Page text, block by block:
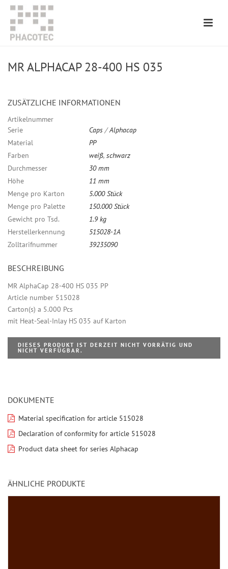
MR ALPHACAP 28-400 HS 035
ZUSÄTZLICHE INFORMATIONEN
Artikelnummer
Serie
Caps /Alphacap
Material
PP
Farben
weiß, schwarz
Durchmesser
30 mm
Höhe
11 mm
Menge pro Karton
5.000 Stück
Menge pro Palette
150.000 Stück
Gewicht pro Tsd.
1.9 kg
Herstellerkennung
515028-1A
Zolltarifnummer
39235090
BESCHREIBUNG
MR AlphaCap 28-400 HS 035 PP
Article number 515028
Carton(s) a 5.000 Pcs
mit Heat-Seal-Inlay HS 035 auf Karton
DIESES PRODUKT IST DERZEIT NICHT VORRÄTIG UND
NICHT VERFÜGBAR.
DOKUMENTE
Material specification for article 515028
Declaration of conformity for article 515028
Product data sheet for series Alphacap
ÄHNLICHE PRODUKTE